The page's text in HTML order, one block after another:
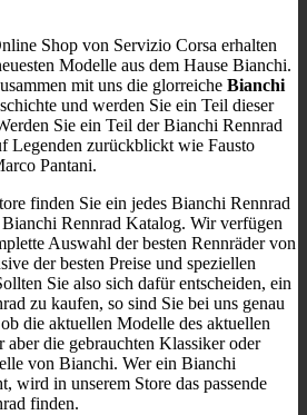
Shop von Servizio Corsa erhalten
Modelle aus dem Hause Bianchi.
mit uns die glorreiche Bianchi
und werden Sie ein Teil dieser
Sie ein Teil der Bianchi Rennrad
Legenden zurückblickt wie Fausto
Pantani.
finden Sie ein jedes Bianchi Rennrad
Bianchi Rennrad Katalog. Wir verfügen
Auswahl der besten Rennräder von
der besten Preise und speziellen
Sie also sich dafür entscheiden, ein
zu kaufen, so sind Sie bei uns genau
die aktuellen Modelle des aktuellen
aber die gebrauchten Klassiker oder
von Bianchi. Wer ein Bianchi
wird in unserem Store das passende
finden.